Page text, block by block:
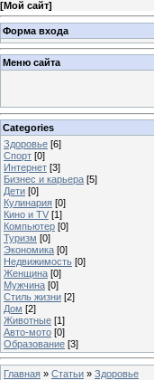
[Мой сайт]
Форма входа
Меню сайта
Categories
Здоровье [6]
Спорт [0]
Интернет [3]
Бизнес и карьера [5]
Дети [0]
Кулинария [0]
Кино и TV [1]
Компьютер [0]
Туризм [0]
Экономика [0]
Недвижимость [0]
Женщина [0]
Мужчина [0]
Стиль жизни [2]
Дом [2]
Животные [1]
Авто-мото [0]
Образование [3]
Главная » Статьи » Здоровье